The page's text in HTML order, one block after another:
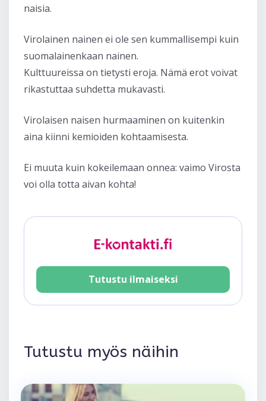
naisia.
Virolainen nainen ei ole sen kummallisempi kuin
suomalainenkaan nainen.
Kulttuureissa on tietysti eroja. Nämä erot voivat
rikastuttaa suhdetta mukavasti.
Virolaisen naisen hurmaaminen on kuitenkin
aina kiinni kemioiden kohtaamisesta.
Ei muuta kuin kokeilemaan onnea: vaimo Virosta
voi olla totta aivan kohta!
Tutustu ilmaiseksi
Tutustu myös näihin